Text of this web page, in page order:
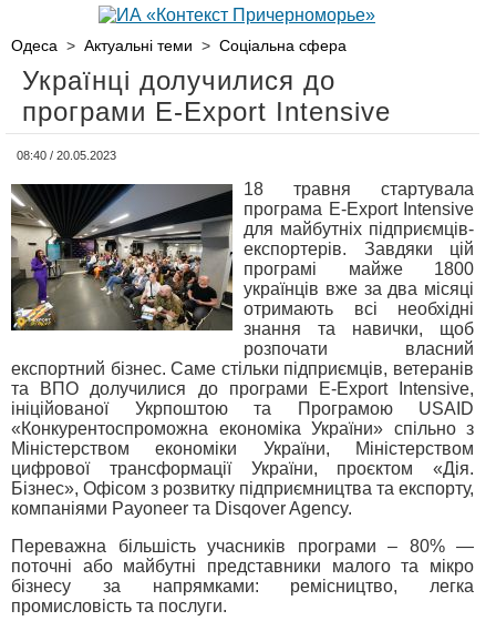
Одеса > Актуальні теми > Соціальна сфера
Українці долучилися до
програми E-Export Intensive
08:40 / 20.05.2023
18 травня стартувала
програма E-Export Intensive
для майбутніх підприємців-
експортерів. Завдяки цій
програмі майже 1800
українців вже за два місяці
отримають всі необхідні
знання та навички, щоб
розпочати власний
експортний бізнес. Саме стільки підприємців, ветеранів
та ВПО долучилися до програми E-Export Intensive,
ініційованої Укрпоштою та Програмою USAID
«Конкурентоспроможна економіка України» спільно з
Міністерством економіки України, Міністерством
цифрової трансформації України, проєктом «Дія.
Бізнес», Офісом з розвитку підприємництва та експорту,
компаніями Рayoneer та Disqover Agency.
Переважна більшість учасників програми – 80% —
поточні або майбутні представники малого та мікро
бізнесу за напрямками: ремісництво, легка
промисловість та послуги.